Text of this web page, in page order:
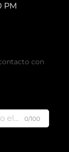
PM
con
0/100